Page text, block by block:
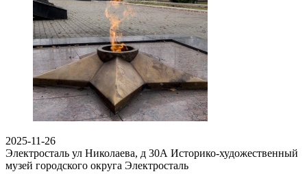
2025-11-26
Электросталь ул Николаева, д 30А Историко-художественный
музей городского округа Электросталь